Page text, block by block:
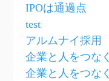
IPOは通過点
test
アルムナイ採用
企業と人をつな
企業と人をつな